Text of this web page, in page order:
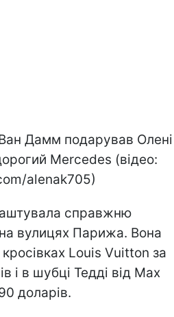
Дамм подарував Олені
Mercedes (відео:
alenak705)
справжню
вулицях Парижа. Вона
Louis Vuitton за
і в шубці Тедді від Max
доларів.